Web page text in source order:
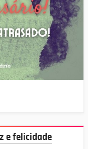
e felicidade